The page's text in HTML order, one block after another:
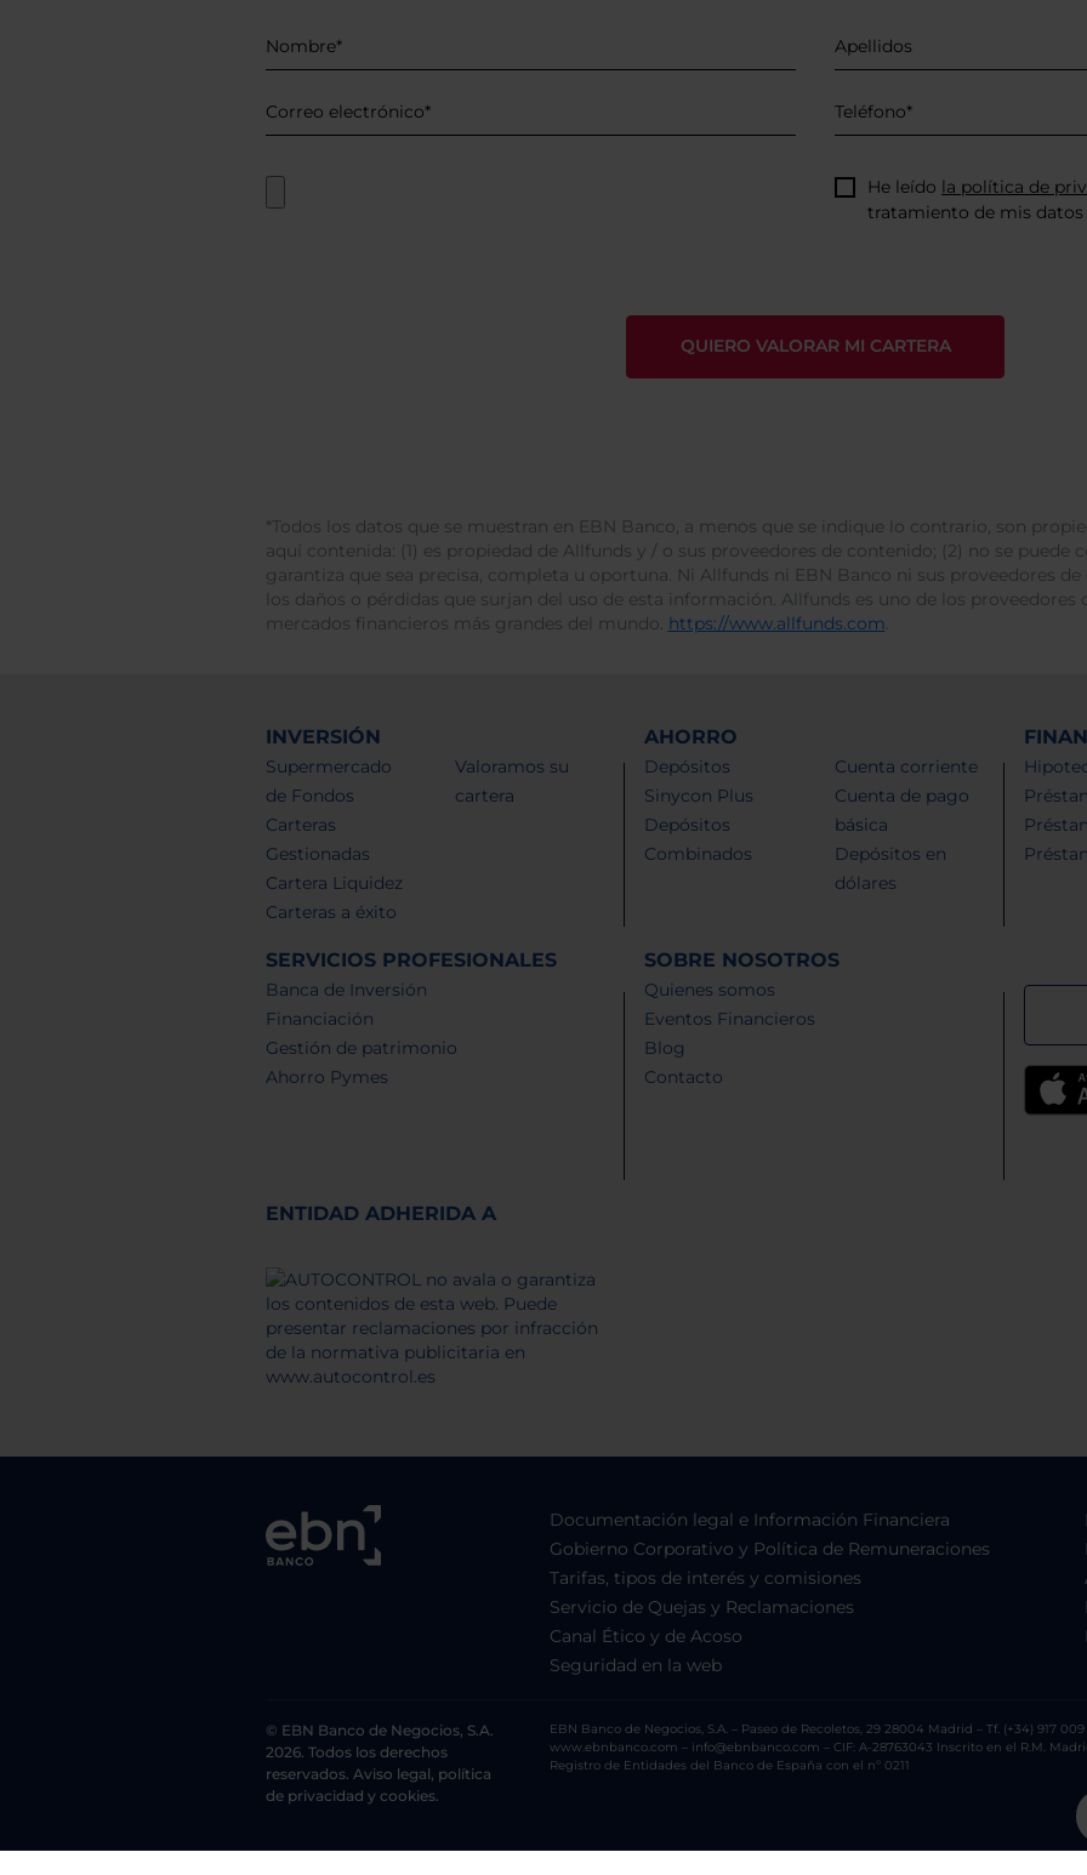
He leído la política de
tratamiento de mis datos
*Todos los datos que se muestran en EBN Banco, a menos que se indique lo contrario, son
aquí contenida: (1) es propiedad de Allfunds y / o sus proveedores de contenido; (2) no se puede
garantiza que sea precisa, completa u oportuna. Ni Allfunds ni EBN Banco ni sus proveedores
los daños o pérdidas que surjan del uso de esta información. Allfunds es uno de los proveedores
mercados financieros más grandes del mundo. https://www.allfunds.com.
INVERSIÓN
Supermercado
de Fondos
Carteras
Gestionadas
Cartera Liquidez
Carteras a éxito
Valoramos su
cartera
AHORRO
Depósitos
Sinycon Plus
Depósitos
Combinados
Cuenta corriente
Cuenta de pago
básica
Depósitos en
dólares
SERVICIOS PROFESIONALES
Banca de Inversión
Financiación
Gestión de patrimonio
Ahorro Pymes
SOBRE NOSOTROS
Quienes somos
Eventos Financieros
Blog
Contacto
ENTIDAD ADHERIDA A
Documentación legal e Información Financiera
Gobierno Corporativo y Política de Remuneraciones
Tarifas, tipos de interés y comisiones
Servicio de Quejas y Reclamaciones
Canal Ético y de Acoso
Seguridad en la web
© EBN Banco de Negocios, S.A.
2026. Todos los derechos
reservados. Aviso legal, política
de privacidad y cookies.
EBN Banco de Negocios, S.A. – Paseo de Recoletos, 29 28004 Madrid – Tf. (+34) 917
www.ebnbanco.com – info@ebnbanco.com – CIF: A-28763043 Inscrito en el R.M.
Registro de Entidades del Banco de España con el nº 0211